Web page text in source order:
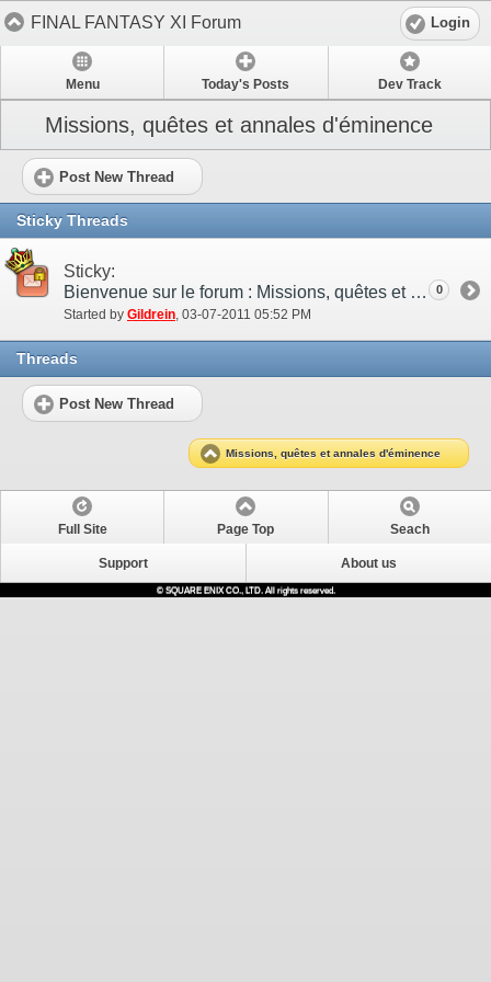
FINAL FANTASY XI Forum Login
Menu Today's Posts Dev Track
Missions, quêtes et annales d'éminence
Post New Thread
Sticky Threads
Sticky:
Bienvenue sur le forum : Missions, quêtes et annales d'éminence
Started by Gildrein‎, 03-07-2011 05:52 PM
0
Threads
Post New Thread
Missions, quêtes et annales d'éminence
Full Site Page Top Seach
Support About us
© SQUARE ENIX CO., LTD. All rights reserved.